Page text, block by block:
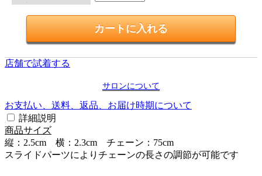
店舗で試着する
サロンについて
お支払い、送料、返品、お届け時期について
詳細説明
商品サイズ
縦：2.5cm 横：2.3cm チェーン：75cm
スライドパーツによりチェーンの長さの調節が可能です